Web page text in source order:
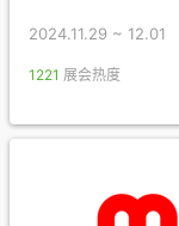
2024.11.29 ~ 12.01
1221 展会热度